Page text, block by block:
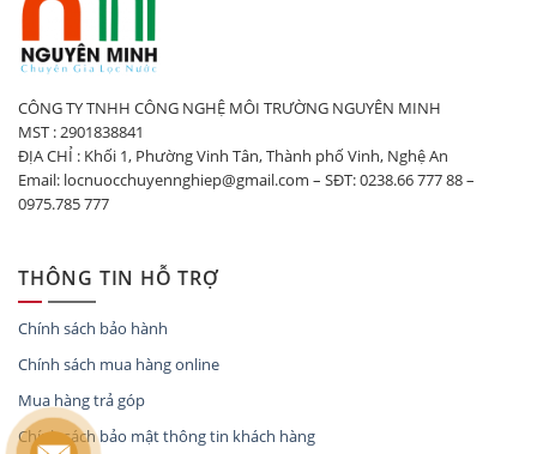
CÔNG TY TNHH CÔNG NGHỆ MÔI TRƯỜNG NGUYÊN MINH
MST : 2901838841
ĐỊA CHỈ : Khối 1, Phường Vinh Tân, Thành phố Vinh, Nghệ An
Email: locnuocchuyennghiep@gmail.com – SĐT: 0238.66 777 88 –
0975.785 777
THÔNG TIN HỖ TRỢ
Chính sách bảo hành
Chính sách mua hàng online
Mua hàng trả góp
Chính sách bảo mật thông tin khách hàng